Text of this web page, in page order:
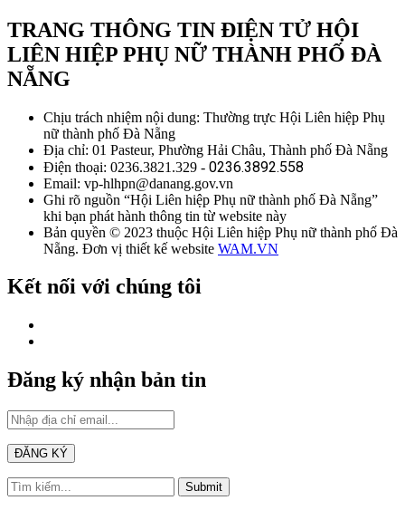
TRANG THÔNG TIN ĐIỆN TỬ HỘI
LIÊN HIỆP PHỤ NỮ THÀNH PHỐ ĐÀ
NẴNG
Chịu trách nhiệm nội dung: Thường trực Hội Liên hiệp Phụ
nữ thành phố Đà Nẵng
Địa chỉ: 01 Pasteur, Phường Hải Châu, Thành phố Đà Nẵng
Điện thoại: 0236.3821.329 - 0236.3892.558
Email: vp-hlhpn@danang.gov.vn
Ghi rõ nguồn “Hội Liên hiệp Phụ nữ thành phố Đà Nẵng”
khi bạn phát hành thông tin từ website này
Bản quyền © 2023 thuộc Hội Liên hiệp Phụ nữ thành phố Đà
Nẵng. Đơn vị thiết kế website WAM.VN
Kết nối với chúng tôi
Đăng ký nhận bản tin
Submit